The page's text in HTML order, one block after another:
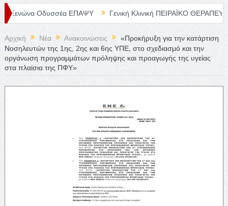
Οδυσσέα ΕΠΑΨΥ Γενική Κλινική ΠΕΙΡΑΪΚΟ ΘΕΡΑΠΕΥΤΗΡΙΟ Α.
Αρχική Νέα Ανακοινώσεις
«Προκήρυξη για την κατάρτιση
Νοσηλευτών της 1ης, 2ης και 6ης ΥΠΕ, στο σχεδιασμό και την
οργάνωση προγραμμάτων πρόληψης και προαγωγής της υγείας
στα πλαίσια της ΠΦΥ»